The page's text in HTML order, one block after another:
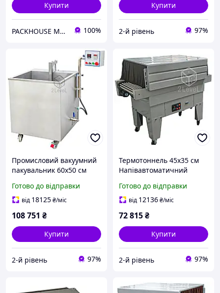
Купити
PACKHOUSE MACHINERY 100%
Купити
2-й рівень 97%
Промисловий вакуумний
пакувальник 60х50 см
6050 Терморезервуар для
продуктів HUALIAN
Готово до відправки
від 18125₴/міс
108 751 ₴
Купити
2-й рівень 97%
Термотоннель 45х35 см
Напівавтоматичний
Термоусадковий
підлоговий тунель
Готово до відправки
від 12136₴/міс
72 815₴
Купити
2-й рівень 97%